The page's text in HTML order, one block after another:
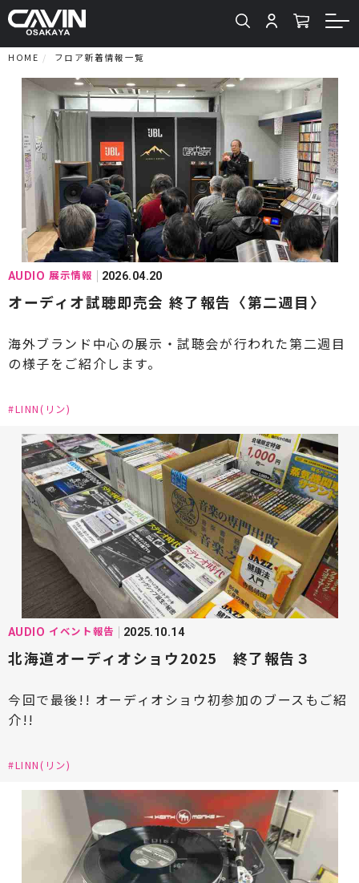
HOME フロア新着情報一覧
AUDIO 展示情報 2026.04.20
オーディオ試聴即売会 終了報告〈第二週目〉
海外ブランド中心の展示・試聴会が行われた第二週目
の様子をご紹介します。
#LINN(リン)
AUDIO イベント報告 2025.10.14
北海道オーディオショウ2025 終了報告３
今回で最後!! オーディオショウ初参加のブースもご紹
介!!
#LINN(リン)